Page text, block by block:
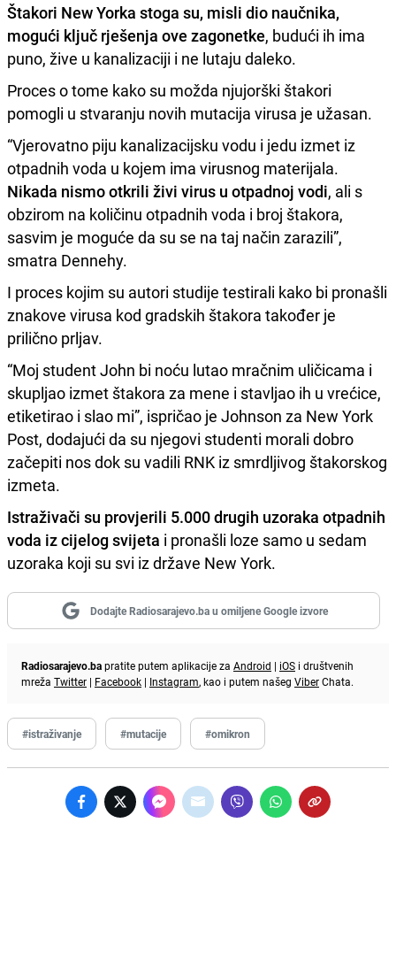
Štakori New Yorka stoga su, misli dio naučnika,
mogući ključ rješenja ove zagonetke, budući ih ima
puno, žive u kanalizaciji i ne lutaju daleko.
Proces o tome kako su možda njujorški štakori
pomogli u stvaranju novih mutacija virusa je užasan.
“Vjerovatno piju kanalizacijsku vodu i jedu izmet iz
otpadnih voda u kojem ima virusnog materijala.
Nikada nismo otkrili živi virus u otpadnoj vodi, ali s
obzirom na količinu otpadnih voda i broj štakora,
sasvim je moguće da su se na taj način zarazili”,
smatra Dennehy.
I proces kojim su autori studije testirali kako bi pronašli
znakove virusa kod gradskih štakora također je
prilično prljav.
“Moj student John bi noću lutao mračnim uličicama i
skupljao izmet štakora za mene i stavljao ih u vrećice,
etiketirao i slao mi”, ispričao je Johnson za New York
Post, dodajući da su njegovi studenti morali dobro
začepiti nos dok su vadili RNK iz smrdljivog štakorskog
izmeta.
Istraživači su provjerili 5.000 drugih uzoraka otpadnih
voda iz cijelog svijeta i pronašli loze samo u sedam
uzoraka koji su svi iz države New York.
Dodajte Radiosarajevo.ba u omiljene Google izvore
Radiosarajevo.bapratite putem aplikacije za Android | iOS i društvenih
mreža Twitter | Facebook | Instagram, kao i putem našeg ViberChata.
#istraživanje #mutacije #omikron